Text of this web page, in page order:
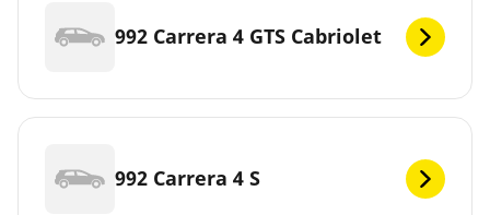
992 Carrera 4 GTS Cabriolet
992 Carrera 4 S